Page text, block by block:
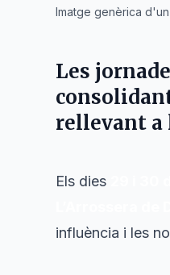
Imatge genèrica
Les
rellevant a
Els dies
influència i les